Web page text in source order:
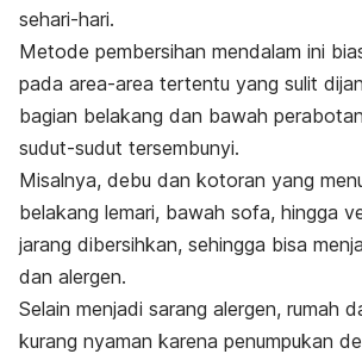
sehari-hari.
Metode pembersihan mendalam ini
pada area-area tertentu yang sulit
bagian belakang dan bawah
sudut-sudut tersembunyi.
Misalnya, debu dan kotoran yang
belakang lemari, bawah sofa, hingga
jarang dibersihkan, sehingga bisa
dan alergen.
Selain menjadi sarang alergen, rumah
kurang nyaman karena penumpukan